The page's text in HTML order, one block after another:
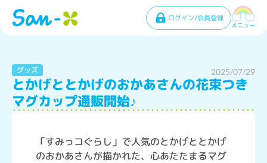
ログイン/会員登録
メニュー
グッズ 2025/07/29
とかげととかげのおかあさんの花束つき
マグカップ通販開始♪
「すみっコぐらし」で人気のとかげととかげ
のおかあさんが描かれた、心あたたまるマグ